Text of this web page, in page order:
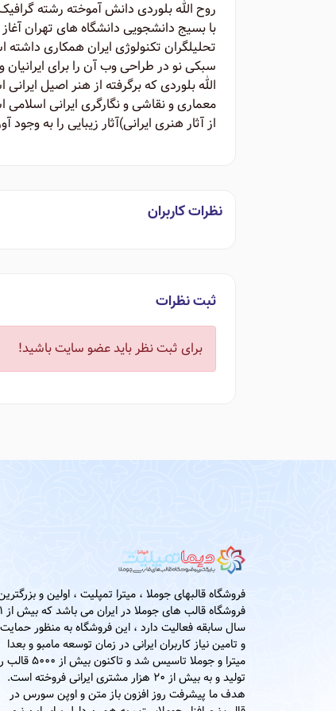
با بسیج دانشجویی دانشگاه های تهران
تحلیلگران تکنولوژی ایران همکاری
الله بلوردی که برگرفته از هنر اصیل
معماری و نقاشی و نگارگری ایرانی اسلامی
از آثار هنری ایرانی)‌آثار زیبایی را به وجود
نظرات کاربران
ثبت نظرات
برای ثبت نظر باید عضو سایت باشید!
فروشگاه قالبهای جوملا ، میترا تمپلیت ، اولین و
فروشگاه
سال سابقه فعالیت دارد ، این فروشگاه به منظور حمایت
و تامین نیاز کاربران ایرانی در زمان توسعه مامبو و بعدا
میترا و جوملا تاسیس شد و تاکنون بیش از
تولید و به بیش از 20 هزار مشتری ایرانی فروخته است.
هدف ما پیشرفت روز افزون باز متن و اوپن سورس در